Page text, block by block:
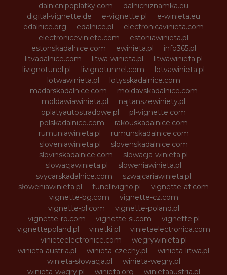
dalnicnipoplatky.com
dalnicniznamka.eu
digital-vignette.de
e-vignette.pl
e-winieta.eu
edalnice.org
edalnice.pl
electronicavinieta.com
electroniceviniete.com
estoniawinieta.pl
estonskadalnice.com
ewinieta.pl
info365.pl
litvadalnice.com
litwa-winieta.pl
litwawinieta.pl
livignotunel.pl
livignotunnel.com
lotvawinieta.pl
lotwawinieta.pl
lotysskadalnice.com
madarskadalnice.com
moldavskadalnice.com
moldawiawinieta.pl
najtanszewiniety.pl
oplatyautostradowe.pl
pl-vignette.com
polskadalnice.com
rakouskadalnice.com
rumuniawinieta.pl
rumunskadalnice.com
sloveniawinieta.pl
slovenskadalnice.com
slovinskadalnice.com
slowacja-winieta.pl
slowacjawinieta.pl
sloweniawinieta.pl
svycarskadalnice.com
szwajcariawinieta.pl
słoweniawinieta.pl
tunellivigno.pl
vignette-at.com
vignette-bg.com
vignette-cz.com
vignette-pl.com
vignette-poland.pl
vignette-ro.com
vignette-si.com
vignette.pl
vignettepoland.pl
vinetki.pl
vinietaelectronica.com
vinieteelectronice.com
wegrywinieta.pl
winieta-austria.pl
winieta-czechy.pl
winieta-litwa.pl
winieta-słowacja.pl
winieta-wegry.pl
winieta-węgry.pl
winieta.org winietaaustria.pl